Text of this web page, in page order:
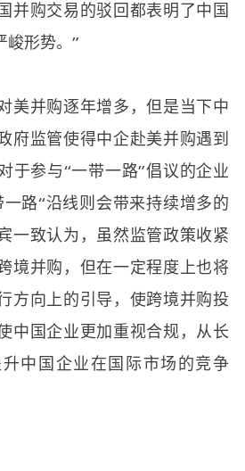
并购交易的驳回都表明了中国
峻形势。”
美并购逐年增多，但是当下中
府监管使得中企赴美并购遇到
于参与“一带一路”倡议的企业
路“沿线则会带来持续增多的
一致认为，虽然监管政策收紧
境并购，但在一定程度上也将
方向上的引导，使跨境并购投
中国企业更加重视合规，从长
中国企业在国际市场的竞争